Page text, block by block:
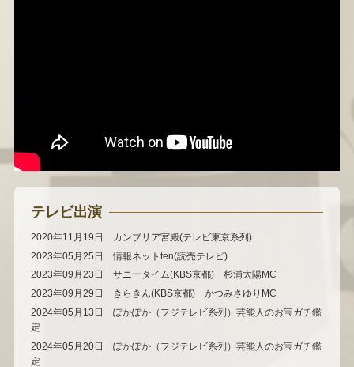
テレビ出演
2020年11月19日 カンブリア宮殿(テレビ東京系列)
2023年05月25日 情報ネットten(読売テレビ)
2023年09月23日 サニータイム(KBS京都) 杉浦太陽MC
2023年09月29日 きらきん(KBS京都) かつみさゆりMC
2024年05月13日 ぽかぽか（フジテレビ系列）芸能人のお宝ガチ鑑
定
2024年05月20日 ぽかぽか（フジテレビ系列）芸能人のお宝ガチ鑑
定